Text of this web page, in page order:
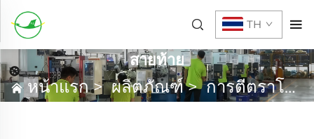
TH
สายท้าย
หน้าแรก>ผลิตภัณฑ์>การตีตราโลหะ